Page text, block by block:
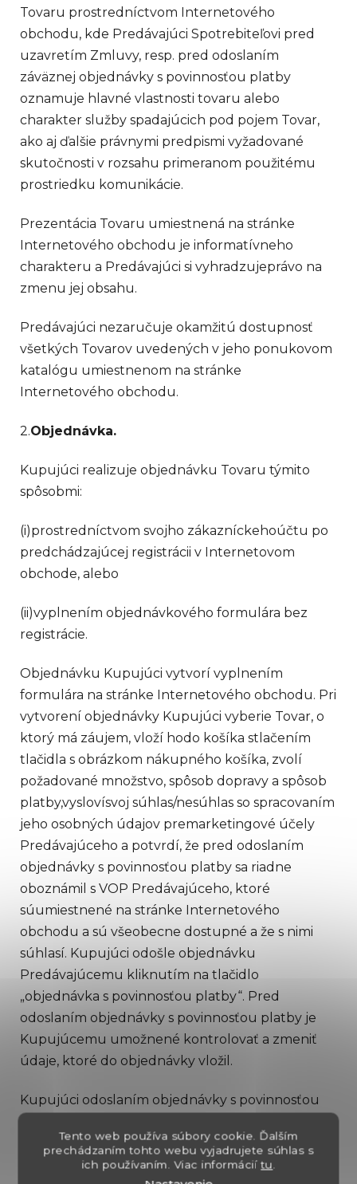
Tento web používa súbory cookie. Ďalším
prechádzaním tohto webu vyjadrujete súhlas s
ich používaním. Viac informáciítu.
Tovaru prostredníctvom Internetového
obchodu, kde Predávajúci Spotrebiteľovi pred
uzavretím Zmluvy, resp. pred odoslaním
záväznej objednávky s povinnosťou platby
oznamuje hlavné vlastnosti tovaru alebo
charakter služby spadajúcich pod pojem Tovar,
ako aj ďalšie právnymi predpismi vyžadované
skutočnosti v rozsahu primeranom použitému
prostriedku komunikácie.
Prezentácia Tovaru umiestnená na stránke
Internetového obchodu je informatívneho
charakteru a Predávajúci si vyhradzujeprávo na
zmenu jej obsahu.
Predávajúci nezaručuje okamžitú dostupnosť
všetkých Tovarov uvedených v jeho ponukovom
katalógu umiestnenom na stránke
Internetového obchodu.
2.Objednávka.
Kupujúci realizuje objednávku Tovaru týmito
spôsobmi:
(i)prostredníctvom svojho zákazníckehoúčtu po
predchádzajúcej registrácii v Internetovom
obchode, alebo
(ii)vyplnením objednávkového formulára bez
registrácie.
Objednávku Kupujúci vytvorí vyplnením
formulára na stránke Internetového obchodu. Pri
vytvorení objednávky Kupujúci vyberie Tovar, o
ktorý má záujem, vloží hodo košíka stlačením
tlačidla s obrázkom nákupného košíka, zvolí
požadované množstvo, spôsob dopravy a spôsob
platby,vyslovísvoj súhlas/nesúhlas so spracovaním
jeho osobných údajov premarketingové účely
Predávajúceho a potvrdí, že pred odoslaním
objednávky s povinnosťou platby sa riadne
oboznámil s VOP Predávajúceho, ktoré
súumiestnené na stránke Internetového
obchodu a sú všeobecne dostupné a že s nimi
súhlasí. Kupujúci odošle objednávku
Predávajúcemu kliknutím na tlačidlo
„objednávka s povinnosťou platby“. Pred
odoslaním objednávky s povinnosťou platby je
Kupujúcemu umožnené kontrolovať a zmeniť
údaje, ktoré do objednávky vložil.
Kupujúci odoslaním objednávky s povinnosťou
osobou, že je osobou staršou ako 18 rokov a
zároveň potvrdzujesvoju vedomosť o tom, že